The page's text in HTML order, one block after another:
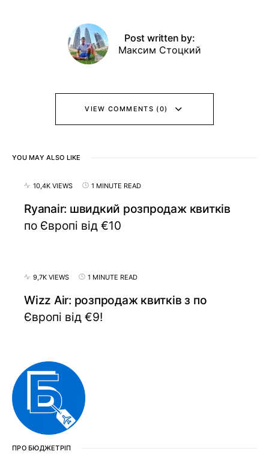
Post written by:
Максим Стоцкий
VIEW COMMENTS (0)
YOU MAY ALSO LIKE
10,4K VIEWS 1 MINUTE READ
Ryanair: швидкий розпродаж квитків
по Європі від €10
9,7K VIEWS 1 MINUTE READ
Wizz Air: розпродаж квитків з по
Європі від €9!
ПРО БЮДЖЕТРІП